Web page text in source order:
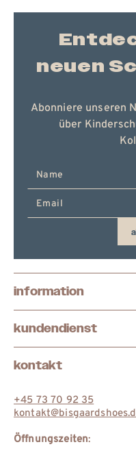
neuen
Abonniere unseren
über
information
kundendienst
kontakt
+45 73 70 92 35
Öffnungszeiten: